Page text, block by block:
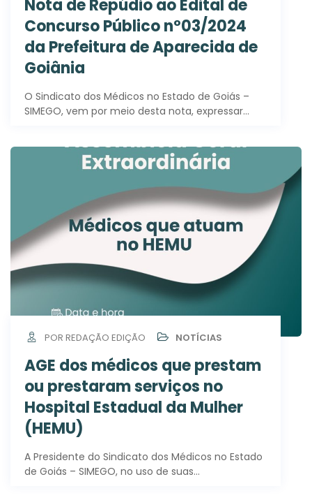
Nota de Repúdio ao Edital de
Concurso Público nº03/2024
da Prefeitura de Aparecida de
Goiânia
O Sindicato dos Médicos no Estado de Goiás –
SIMEGO, vem por meio desta nota, expressar…
POR REDAÇÃO EDIÇÃO NOTÍCIAS
AGE dos médicos que prestam
ou prestaram serviços no
Hospital Estadual da Mulher
(HEMU)
A Presidente do Sindicato dos Médicos no Estado
de Goiás – SIMEGO, no uso de suas…